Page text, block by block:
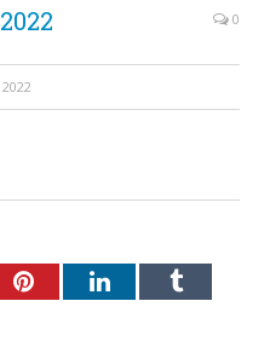
0
PinterestLinkedInTumblr